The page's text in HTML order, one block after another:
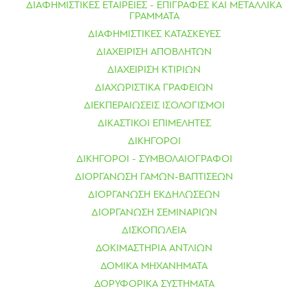
ΔΙΑΦΗΜΙΣΤΙΚΕΣ ΕΤΑΙΡΕΙΕΣ - ΕΠΙΓΡΑΦΕΣ ΚΑΙ ΜΕΤΑΛΛΙΚΑ
ΓΡΑΜΜΑΤΑ
ΔΙΑΦΗΜΙΣΤΙΚΕΣ ΚΑΤΑΣΚΕΥΕΣ
ΔΙΑΧΕΙΡΙΣΗ ΑΠΟΒΛΗΤΩΝ
ΔΙΑΧΕΙΡΙΣΗ ΚΤΙΡΙΩΝ
ΔΙΑΧΩΡΙΣΤΙΚΑ ΓΡΑΦΕΙΩΝ
ΔΙΕΚΠΕΡΑΙΩΣΕΙΣ ΙΣΟΛΟΓΙΣΜΟΙ
ΔΙΚΑΣΤΙΚΟΙ ΕΠΙΜΕΛΗΤΕΣ
ΔΙΚΗΓΟΡΟΙ
ΔΙΚΗΓΟΡΟΙ - ΣΥΜΒΟΛΑΙΟΓΡΑΦΟΙ
ΔΙΟΡΓΑΝΩΣΗ ΓΑΜΩΝ-ΒΑΠΤΙΣΕΩΝ
ΔΙΟΡΓΑΝΩΣΗ ΕΚΔΗΛΩΣΕΩΝ
ΔΙΟΡΓΑΝΩΣΗ ΣΕΜΙΝΑΡΙΩΝ
ΔΙΣΚΟΠΩΛΕΙΑ
ΔΟΚΙΜΑΣΤΗΡΙΑ ΑΝΤΛΙΩΝ
ΔΟΜΙΚΑ ΜΗΧΑΝΗΜΑΤΑ
ΔΟΡΥΦΟΡΙΚΑ ΣΥΣΤΗΜΑΤΑ